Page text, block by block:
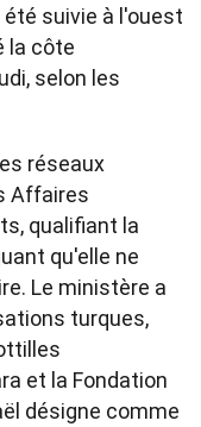
suivie à l'ouest
la côte
selon les
réseaux
Affaires
qualifiant la
qu'elle ne
Le ministère a
turques,
et la Fondation
désigne comme